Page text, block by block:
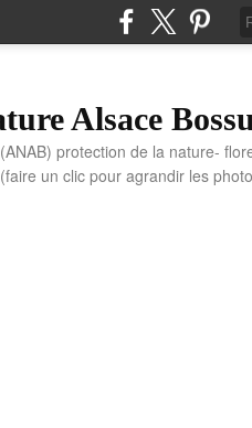
Alsace
protection de la nature-
un clic pour agrandir les